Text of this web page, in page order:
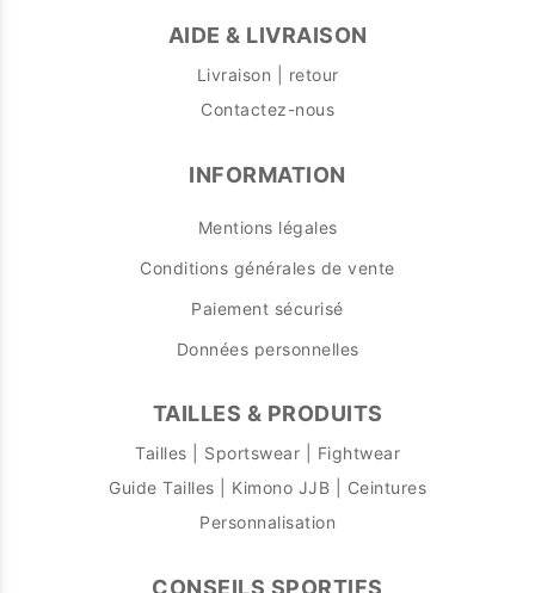
AIDE & LIVRAISON
Livraison | retour
Contactez-nous
INFORMATION
Mentions légales
Conditions générales de vente
Paiement sécurisé
Données personnelles
TAILLES & PRODUITS
Tailles | Sportswear | Fightwear
Guide Tailles | Kimono JJB | Ceintures
Personnalisation
CONSEILS SPORTIFS